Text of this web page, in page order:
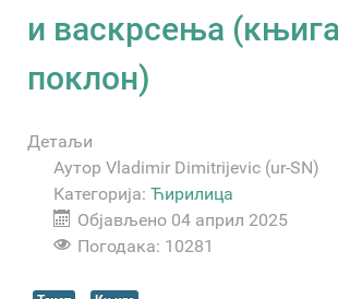
и васкрсења
поклон)
Детаљи
Аутор Vladimir Dimitrijevic (ur-SN)
Категорија: Ћирилица
Објављено 04 април 2025
Погодака: 10281